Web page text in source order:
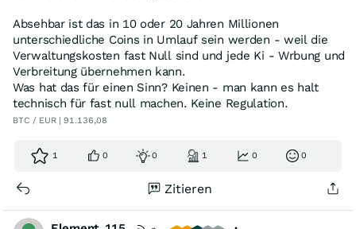
Absehbar ist das in 10 oder 20 Jahren Millionen
unterschiedliche Coins in Umlauf sein werden - weil die
Verwaltungskosten fast Null sind und jede Ki - Wrbung und
Verbreitung übernehmen kann.
Was hat das für einen Sinn? Keinen - man kann es halt
technisch für fast null machen. Keine Regulation.
BTC / EUR | 91.136,08
1 0 0 1 0 0
Zitieren